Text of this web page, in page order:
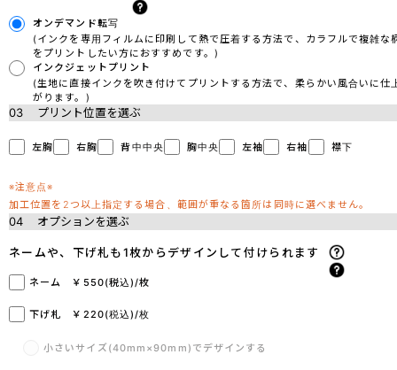
オンデマンド転写
(インクを専用フィルムに印刷して熱で圧着する方法で、カラフルで複雑な
をプリントしたい方におすすめです。)
インクジェットプリント
(生地に直接インクを吹き付けてプリントする方法で、柔らかい風合いに仕
がります。)
03 プリント位置を選ぶ
左胸 右胸 背中中央 胸中央 左袖 右袖 襟下
※注意点※
加工位置を2つ以上指定する場合、範囲が重なる箇所は同時に選べません。
04 オプションを選ぶ
ネームや、下げ札も1枚からデザインして付けられます
ネーム ￥550(税込)/枚
下げ札 ￥220(税込)/枚
小さいサイズ(40mm×90mm)でデザインする